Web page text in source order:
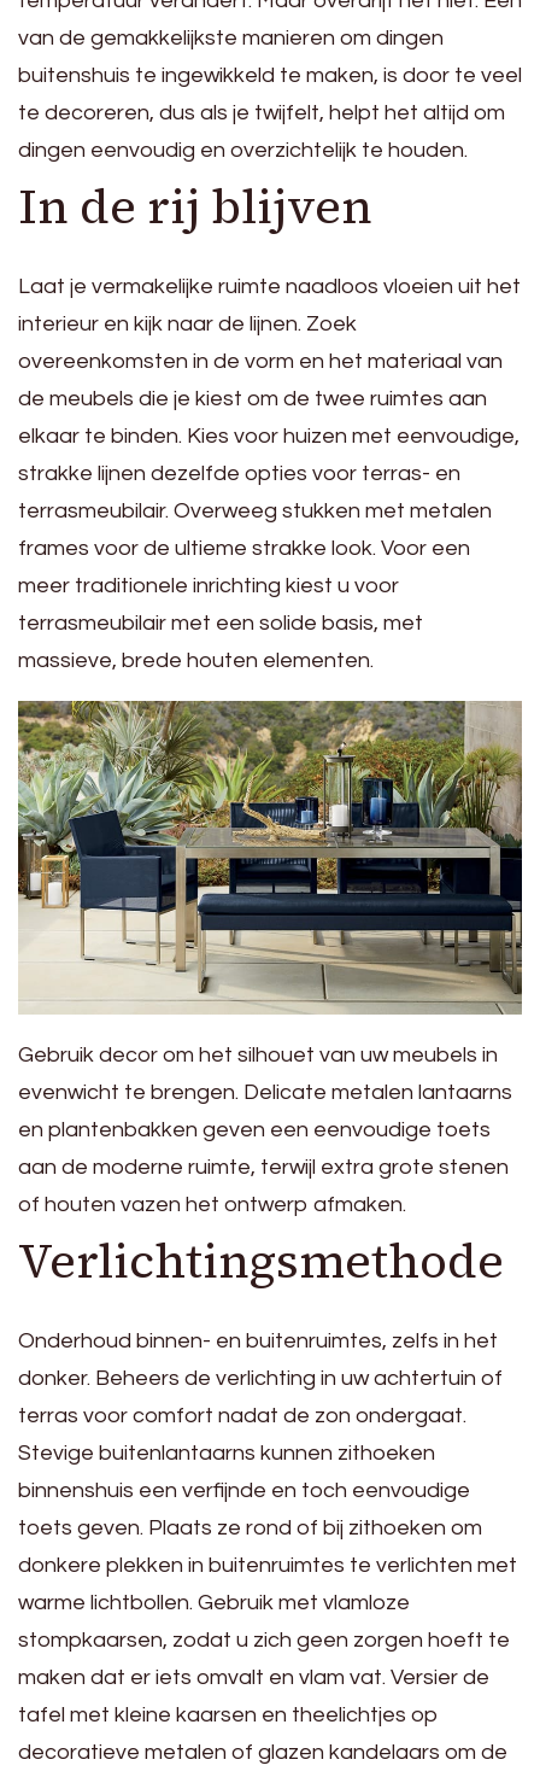
van de gemakkelijkste manieren om dingen
buitenshuis te ingewikkeld te maken, is door te veel
te decoreren, dus als je twijfelt, helpt het altijd om
dingen eenvoudig en overzichtelijk te houden.
In de rij blijven
Laat je vermakelijke ruimte naadloos vloeien uit het
interieur en kijk naar de lijnen. Zoek
overeenkomsten in de vorm en het materiaal van
de meubels die je kiest om de twee ruimtes aan
elkaar te binden. Kies voor huizen met eenvoudige,
strakke lijnen dezelfde opties voor terras- en
terrasmeubilair. Overweeg stukken met metalen
frames voor de ultieme strakke look. Voor een
meer traditionele inrichting kiest u voor
terrasmeubilair met een solide basis, met
massieve, brede houten elementen.
Gebruik decor om het silhouet van uw meubels in
evenwicht te brengen. Delicate metalen lantaarns
en plantenbakken geven een eenvoudige toets
aan de moderne ruimte, terwijl extra grote stenen
of houten vazen ​​het ontwerp afmaken.
Verlichtingsmethode
Onderhoud binnen- en buitenruimtes, zelfs in het
donker. Beheers de verlichting in uw achtertuin of
terras voor comfort nadat de zon ondergaat.
Stevige buitenlantaarns kunnen zithoeken
binnenshuis een verfijnde en toch eenvoudige
toets geven. Plaats ze rond of bij zithoeken om
donkere plekken in buitenruimtes te verlichten met
warme lichtbollen. Gebruik met vlamloze
stompkaarsen, zodat u zich geen zorgen hoeft te
maken dat er iets omvalt en vlam vat. Versier de
tafel met kleine kaarsen en theelichtjes op
decoratieve metalen of glazen kandelaars om de